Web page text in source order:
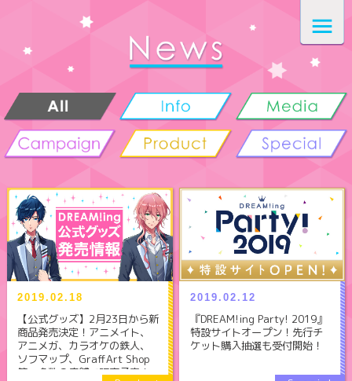
2019.02.18
【公式グッズ】2月23日から新
商品発売決定！アニメイト、
アニメガ、カラオケの鉄人、
ソフマップ、GraffArt Shop
等、多数の店舗で販売予定！
2019.02.12
『DREAM!ing Party! 2019』
特設サイトオープン！先行チ
ケット購入抽選も受付開始！